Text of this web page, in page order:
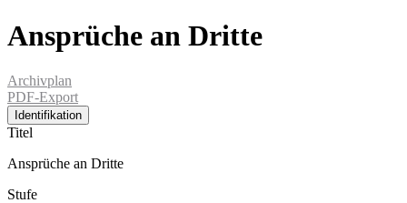
Ansprüche an Dritte
Archivplan
PDF-Export
Identifikation
Titel
Ansprüche an Dritte
Stufe